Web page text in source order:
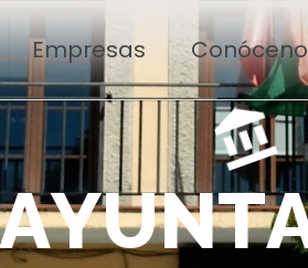
Empresas
AYUNT